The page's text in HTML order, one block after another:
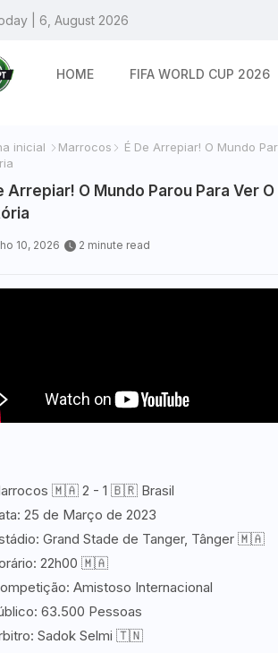
| 6, August 2026
HOME FIFA WORLD CUP 2026
inicial Marrocos
É De Arrepiar! O Mundo
Arrepiar! O Mundo Parou Para Ver
10, 2026 2 minute read
🇲🇦 2 - 1 🇧🇷 Brasil
25 de Março de 2023
Grand Stade de Tanger, Tânger 🇲🇦
22h00 🇲🇦
Amistoso Internacional
63.500 Pessoas
Sadok Selmi 🇹🇳